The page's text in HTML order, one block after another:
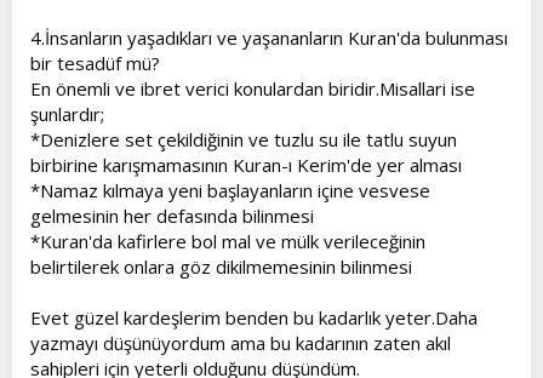
4.İnsanların yaşadıkları ve yaşananların Kuran'da bulunması
bir tesadüf mü?
En önemli ve ibret verici konulardan biridir.Misallari ise
şunlardır;
*Denizlere set çekildiğinin ve tuzlu su ile tatlu suyun
birbirine karışmamasının Kuran-ı Kerim'de yer alması
*Namaz kılmaya yeni başlayanların içine vesvese
gelmesinin her defasında bilinmesi
*Kuran'da kafirlere bol mal ve mülk verileceğinin
belirtilerek onlara göz dikilmemesinin bilinmesi
Evet güzel kardeşlerim benden bu kadarlık yeter.Daha
yazmayı düşünüyordum ama bu kadarının zaten akıl
sahipleri için yeterli olduğunu düşündüm.